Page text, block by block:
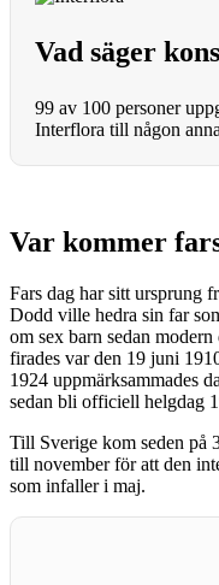
Vad säger
99 av 100 personer
Interflora till någon
Var kommer
Fars dag har sitt ursprung
Dodd ville hedra sin far
om sex barn sedan
firades var den 19 juni
1924 uppmärksammades
sedan bli officiell helgdag
Till Sverige kom seden på
till november för att den
som infaller i maj.